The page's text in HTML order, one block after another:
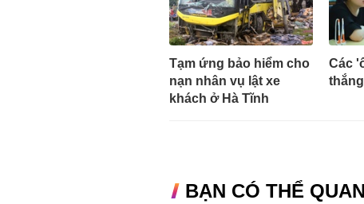
Tạm ứng bảo hiểm cho
nạn nhân vụ lật xe
khách ở Hà Tĩnh
Các
BẠN CÓ THỂ